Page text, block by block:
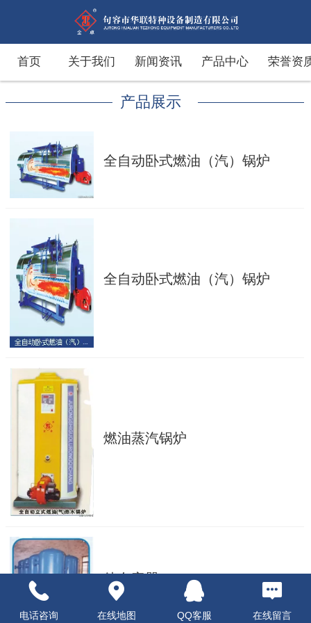
首页 关于我们 新闻资讯 产品中心 荣誉资
产品展示
全自动卧式燃油（汽）锅炉
全自动卧式燃油（汽）锅炉
燃油蒸汽锅炉
储存容器
电话咨询 在线地图 QQ客服 在线留言